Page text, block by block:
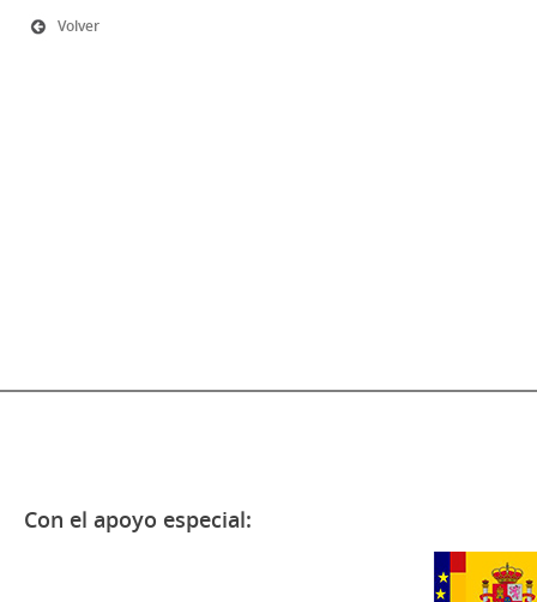
Volver
Con el apoyo especial: